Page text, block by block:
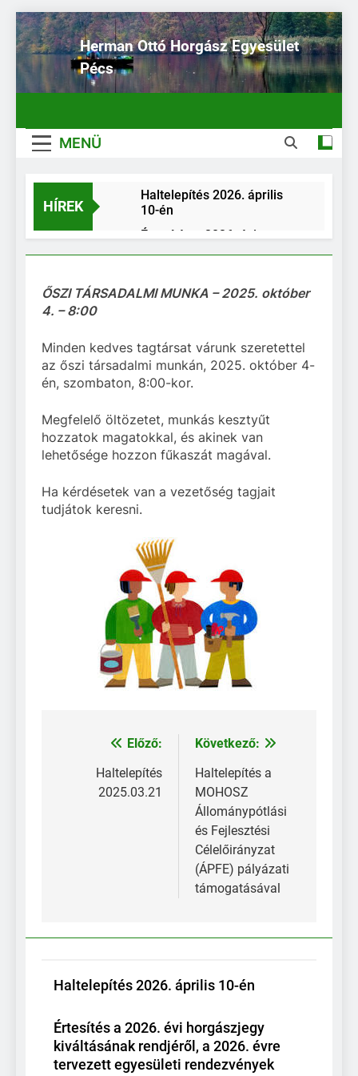
Ugrás
a
tartalomra
MENÜ
HÍREK
Haltelepítés 2026. április
10-én
Értesítés a 2026. évi
rendezvények időpontjairól
HORGÁSZ App-on keresztül
Haltelepítés a MOHOSZ
Állománypótlási és
Fejlesztési Célelőirányzat
támogatásávalTÁRSADALMI
MUNKA – 2025.
október 4. – 8:00
Haltelepítés
2025.03.21
2025.03.22
Herman Ottó HE Pécs –
Haltelepítés 2024.12.03.
ŐSZI TÁRSADALMI MUNKA – 2025. október
4. – 8:00
Minden kedves tagtársat várunk szeretettel
az őszi társadalmi munkán, 2025. október 4-
én, szombaton, 8:00-kor.
Megfelelő öltözetet, munkás kesztyűt
hozzatok magatokkal, és akinek van
lehetősége hozzon fűkaszát magával.
Ha kérdésetek van a vezetőség tagjait
tudjátok keresni.
Bejegyzés
navigáció
Előző:
Haltelepítés
2025.03.21
Következő:
Haltelepítés a
MOHOSZ
Állománypótlási
és Fejlesztési
Célelőirányzat
(ÁPFE) pályázati
támogatásával
Haltelepítés 2026. április 10-én
Értesítés a 2026. évi horgászjegy
kiváltásának rendjéről, a 2026. évre
tervezett egyesületi rendezvények
Herman Ottó Horgász Egyesület
Pécs